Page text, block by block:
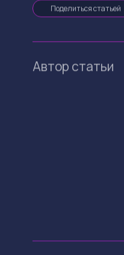
Поделиться статьей
Автор статьи